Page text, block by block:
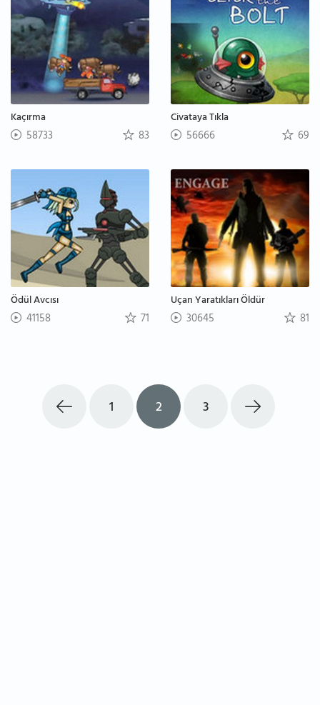
Kaçırma
58733 83
Civataya Tıkla
56666 69
Ödül Avcısı
41158 71
Uçan Yaratıkları Öldür
30645 81
1 2 3